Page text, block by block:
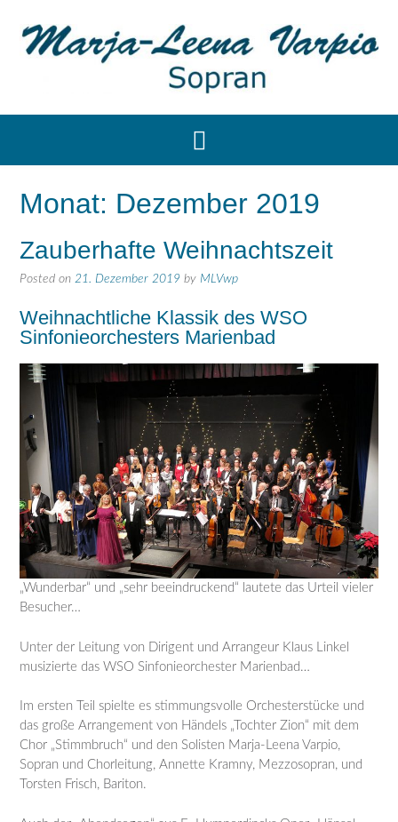
Monat: Dezember 2019
Zauberhafte Weihnachtszeit
Posted on 21. Dezember 2019 by MLVwp
Weihnachtliche Klassik des WSO
Sinfonieorchesters Marienbad
„Wunderbar“ und „sehr beeindruckend“ lautete das Urteil vieler
Besucher…
Unter der Leitung von Dirigent und Arrangeur Klaus Linkel
musizierte das WSO Sinfonieorchester Marienbad…
Im ersten Teil spielte es stimmungsvolle Orchesterstücke und
das große Arrangement von Händels „Tochter Zion“ mit dem
Chor „Stimmbruch“ und den Solisten Marja-Leena Varpio,
Sopran und Chorleitung, Annette Kramny, Mezzosopran, und
Torsten Frisch, Bariton.